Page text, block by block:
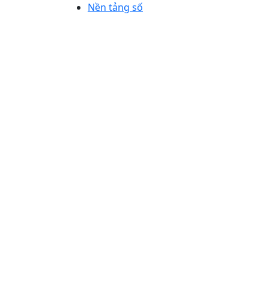
Nền tảng số